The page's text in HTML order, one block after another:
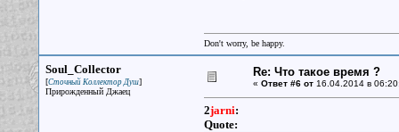
Don't worry, be happy.
Soul_Collector
[Сточный Коллектор Душ]
Прирожденный Джаец
Re: Что такое время ?
« Ответ #6 от16.04.2014 в
2jarni:
Quote: